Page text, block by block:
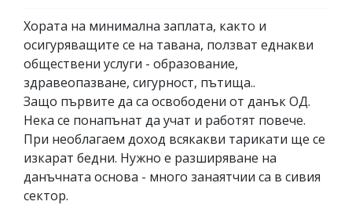
Хората на минимална заплата, както и
осигуряващите се на тавана, ползват еднакви
обществени услуги - образование,
здравеопазване, сигурност, пътища..
Защо първите да са освободени от данък ОД.
Нека се понапънат да учат и работят повече.
При необлагаем доход всякакви тарикати ще се
изкарат бедни. Нужно е разширяване на
данъчната основа - много занаятчии са в сивия
сектор.